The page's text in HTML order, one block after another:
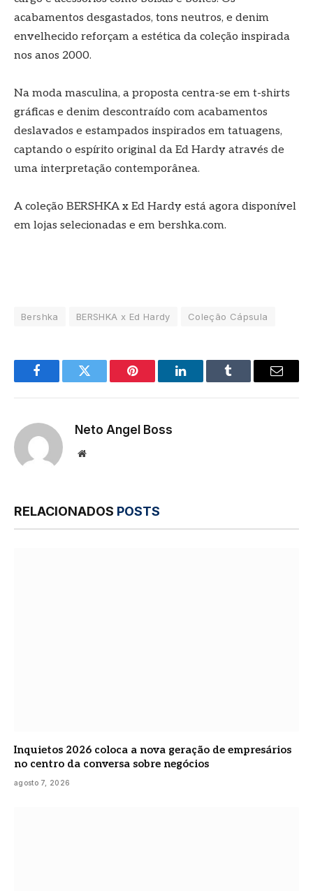
acabamentos desgastados, tons neutros, e denim
envelhecido reforçam a estética da coleção inspirada
nos anos 2000.
Na moda masculina, a proposta centra-se em t-shirts
gráficas e denim descontraído com acabamentos
deslavados e estampados inspirados em tatuagens,
captando o espírito original da Ed Hardy através de
uma interpretação contemporânea.
A coleção BERSHKA x Ed Hardy está agora disponível
em lojas selecionadas e em bershka.com.
Bershka BERSHKA x Ed Hardy Coleção Cápsula
FacebookTwitter Pinterest LinkedInTumblr
E-
Neto Angel Boss
Site
RELACIONADOS POSTS
Inquietos 2026 coloca a nova geração de empresários
no centro da conversa sobre negócios
agosto 7, 2026